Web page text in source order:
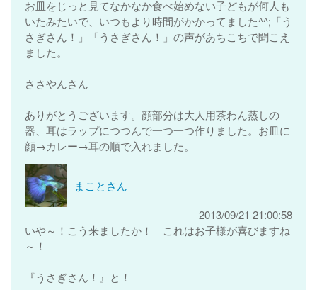
お皿をじっと見てなかなか食べ始めない子どもが何人も
いたみたいで、いつもより時間がかかってました^^;「う
さぎさん！」「うさぎさん！」の声があちこちで聞こえ
ました。
ささやんさん
ありがとうございます。顔部分は大人用茶わん蒸しの
器、耳はラップにつつんで一つ一つ作りました。お皿に
顔→カレー→耳の順で入れました。
まことさん
2013/09/21 21:00:58
いや～！こう来ましたか！ これはお子様が喜びますね
～！
『うさぎさん！』と！